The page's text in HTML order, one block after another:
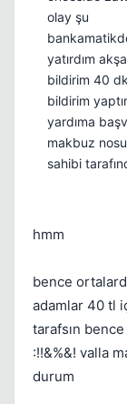
olay şu
yatırdım
bildirim 40
bildirim
yardıma
makbuz
sahibi
hmm
bence
adamlar 40 tl
tarafsın
:!!&%&! valla
durum